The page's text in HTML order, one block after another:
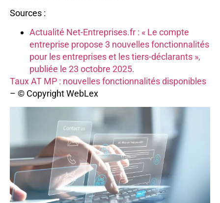
Sources :
Actualité Net-Entreprises.fr : « Le compte
entreprise propose 3 nouvelles fonctionnalités
pour les entreprises et les tiers-déclarants »,
publiée le 23 octobre 2025.
Taux AT MP : nouvelles fonctionnalités disponibles
– © Copyright WebLex